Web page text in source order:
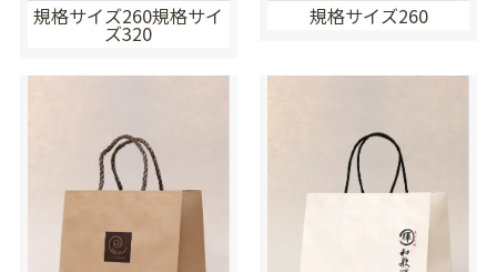
規格サイズ260規格サイ
ズ320
規格サイズ260